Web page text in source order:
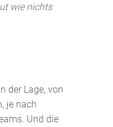
wie nichts
der Lage, von
je nach
Und die